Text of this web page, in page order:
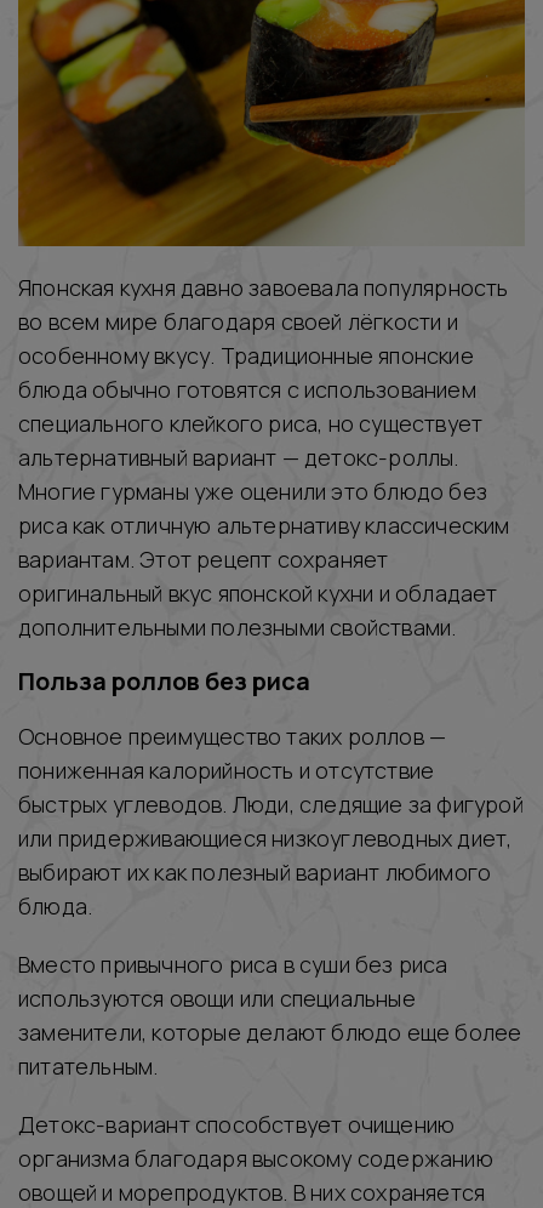
Японская кухня давно завоевала популярность
во всем мире благодаря своей лёгкости и
особенному вкусу. Традиционные японские
блюда обычно готовятся с использованием
специального клейкого риса, но существует
альтернативный вариант — детокс-роллы.
Многие гурманы уже оценили это блюдо без
риса как отличную альтернативу классическим
вариантам. Этот рецепт сохраняет
оригинальный вкус японской кухни и обладает
дополнительными полезными свойствами.
Польза роллов без риса
Основное преимущество таких роллов —
пониженная калорийность и отсутствие
быстрых углеводов. Люди, следящие за фигурой
или придерживающиеся низкоуглеводных диет,
выбирают их как полезный вариант любимого
блюда.
Вместо привычного риса в суши без риса
используются овощи или специальные
заменители, которые делают блюдо еще более
питательным.
Детокс-вариант способствует очищению
организма благодаря высокому содержанию
овощей и морепродуктов. В них сохраняется